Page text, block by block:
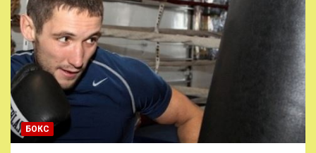
БОКС